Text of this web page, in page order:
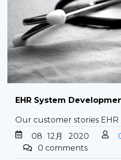
EHR System
Our customer stories EHR
08 12月 2020
0 comments